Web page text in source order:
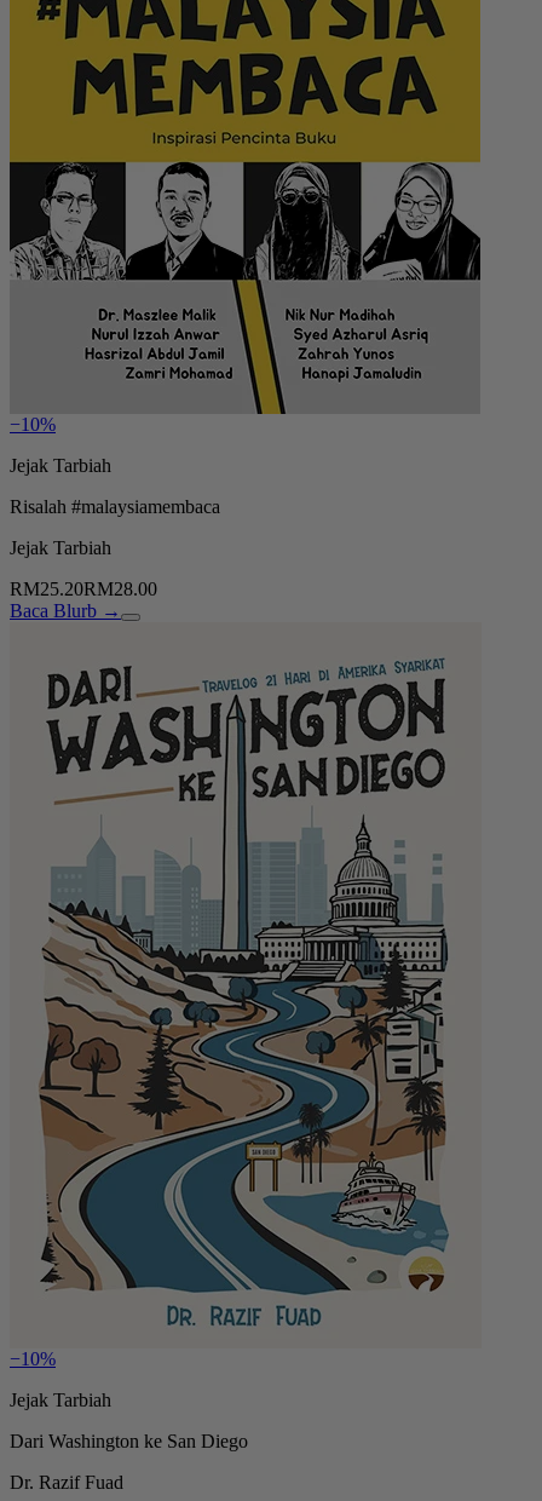
−10%
Jejak Tarbiah
Risalah #malaysiamembaca
Jejak Tarbiah
RM25.20RM28.00
Baca Blurb →
−10%
Jejak Tarbiah
Dari Washington ke San Diego
Dr. Razif Fuad